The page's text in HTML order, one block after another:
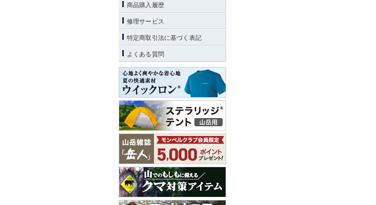
商品購入履歴
修理サービス
特定商取引法に基づく表記
よくある質問